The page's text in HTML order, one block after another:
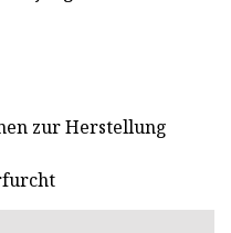
zur Herstellung